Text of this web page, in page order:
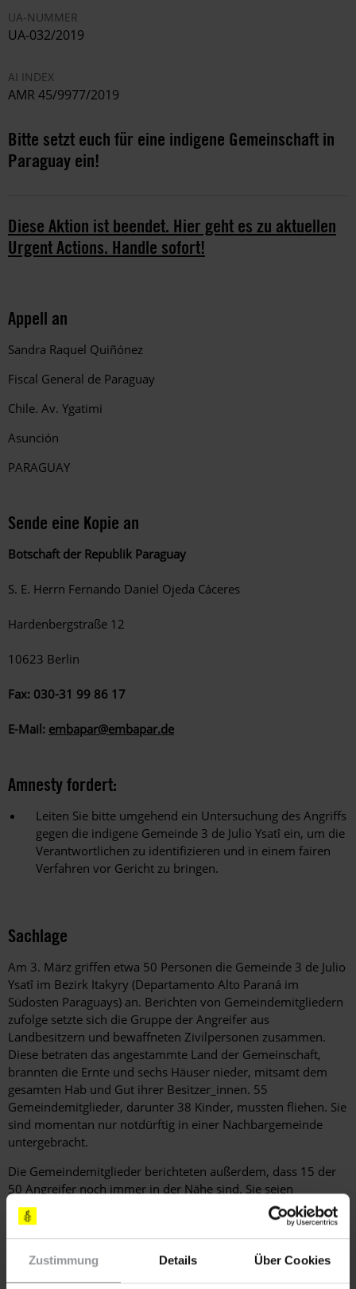
Zustimmung Details Über Cookies
UA-NUMMER
UA-032/2019
AI INDEX
AMR 45/9977/2019
Bitte setzt euch für eine indigene Gemeinschaft in
Paraguay ein!
Diese Aktion ist beendet. Hier geht es zu aktuellen
Urgent Actions. Handle sofort!
Appell an
Sandra Raquel Quiñónez
Fiscal General de Paraguay
Chile. Av. Ygatimi
Asunción
PARAGUAY
Sende eine Kopie an
Botschaft der Republik Paraguay
S. E. Herrn Fernando Daniel Ojeda Cáceres
Hardenbergstraße 12
10623 Berlin
Fax: 030-31 99 86 17
E-Mail: embapar@embapar.de
Amnesty fordert:
Leiten Sie bitte umgehend ein Untersuchung des Angriffs
gegen die indigene Gemeinde 3 de Julio Ysatî ein, um die
Verantwortlichen zu identifizieren und in einem fairen
Verfahren vor Gericht zu bringen.
Sachlage
Am 3. März griffen etwa 50 Personen die Gemeinde 3 de Julio
Ysatî im Bezirk Itakyry (Departamento Alto Paraná im
Südosten Paraguays) an. Berichten von Gemeindemitgliedern
zufolge setzte sich die Gruppe der Angreifer aus
Landbesitzern und bewaffneten Zivilpersonen zusammen.
Diese betraten das angestammte Land der Gemeinschaft,
brannten die Ernte und sechs Häuser nieder, mitsamt dem
gesamten Hab und Gut ihrer Besitzer_innen. 55
Gemeindemitglieder, darunter 38 Kinder, mussten fliehen. Sie
sind momentan nur notdürftig in einer Nachbargemeinde
untergebracht.
Die Gemeindemitglieder berichteten außerdem, dass 15 der
50 Angreifer noch immer in der Nähe sind. Sie seien
bewaffnet und würden immer wieder in die Luft schießen. Die
Gemeindemitglieder haben Angst vor neuen Angriffen und
fürchten um ihr Leben.